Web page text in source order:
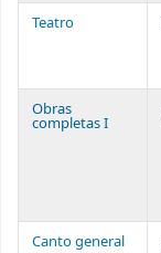
Teatro
Obras
completas I
Canto general